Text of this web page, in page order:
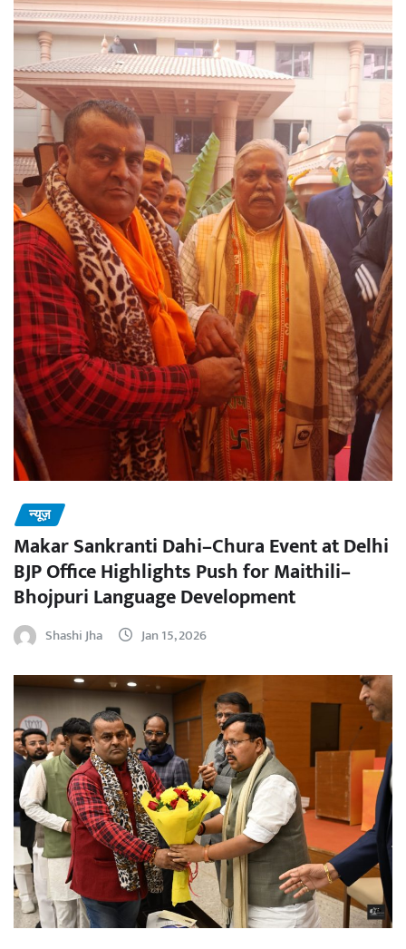
न्यूज़
Makar Sankranti Dahi–Chura Event at Delhi
BJP Office Highlights Push for Maithili–
Bhojpuri Language Development
Shashi Jha Jan 15, 2026